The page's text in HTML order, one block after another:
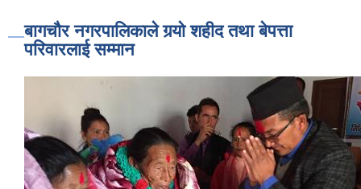
बागचौर नगरपालिकाले गर्‍यो शहीद तथा बेपत्ता
परिवारलाई सम्मान